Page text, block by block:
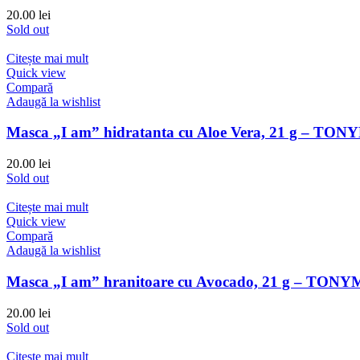
20.00 lei
Sold out
Citește mai mult
Quick view
Compară
Adaugă la wishlist
Masca „I am” hidratanta cu Aloe Vera, 21 g –
20.00 lei
Sold out
Citește mai mult
Quick view
Compară
Adaugă la wishlist
Masca „I am” hranitoare cu Avocado, 21 g –
20.00 lei
Sold out
Citește mai mult